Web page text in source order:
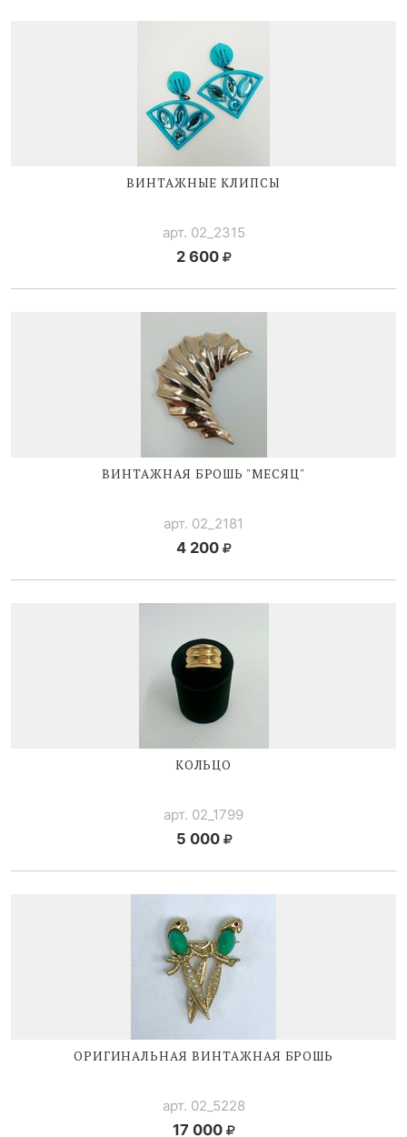
ВИНТАЖНЫЕ КЛИПСЫ
арт. 02_2315
2 600
ВИНТАЖНАЯ БРОШЬ "МЕСЯЦ"
арт. 02_2181
4 200
КОЛЬЦО
арт. 02_1799
5 000
ОРИГИНАЛЬНАЯ ВИНТАЖНАЯ БРОШЬ
арт. 02_5228
17 000